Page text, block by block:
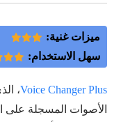
ميزات غنية:
سهل الاستخدام:
Voice Changer Plus،
الأصوات المسجلة على